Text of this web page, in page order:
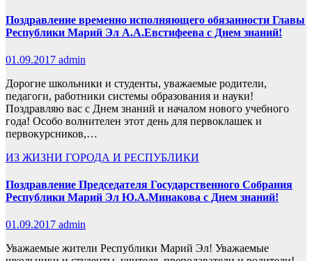
Поздравление временно исполняющего обязанности Главы
Республики Марий Эл А.А.Евстифеева с Днем знаний!
01.09.2017 admin
Дорогие школьники и студенты, уважаемые родители,
педагоги, работники системы образования и науки!
Поздравляю вас с Днем знаний и началом нового учебного
года! Особо волнителен этот день для первоклашек и
первокурсников,…
ИЗ ЖИЗНИ ГОРОДА И РЕСПУБЛИКИ
Поздравление Председателя Государственного Собрания
Республики Марий Эл Ю.А.Минакова с Днем знаний!
01.09.2017 admin
Уважаемые жители Республики Марий Эл! Уважаемые